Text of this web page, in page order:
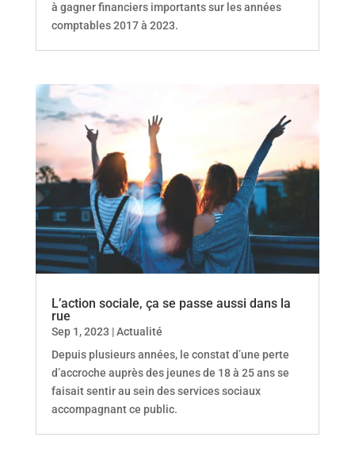
à gagner financiers importants sur les années
comptables 2017 à 2023.
L’action sociale, ça se passe aussi dans la
rue
Sep 1, 2023 |Actualité
Depuis plusieurs années, le constat d’une perte
d’accroche auprès des jeunes de 18 à 25 ans se
faisait sentir au sein des services sociaux
accompagnant ce public.